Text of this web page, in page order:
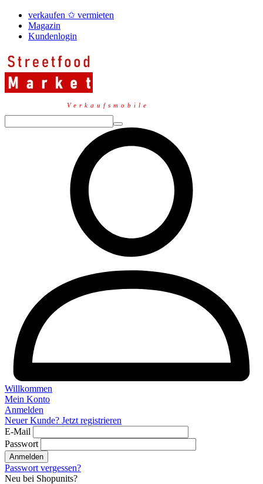
verkaufen ✩ vermieten
Magazin
Kundenlogin
Verkaufsmobile
Willkommen
Mein Konto
Anmelden
Neuer Kunde? Jetzt registrieren
E-Mail
Passwort
Anmelden
Passwort vergessen?
Neu bei Shopunits?